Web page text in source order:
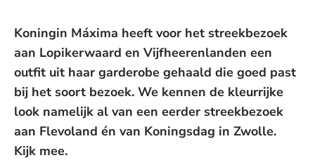
Koningin Máxima heeft voor het streekbezoek
aan Lopikerwaard en Vijfheerenlanden een
outfit uit haar garderobe gehaald die goed past
bij het soort bezoek. We kennen de kleurrijke
look namelijk al van een eerder streekbezoek
aan Flevoland én van Koningsdag in Zwolle.
Kijk mee.